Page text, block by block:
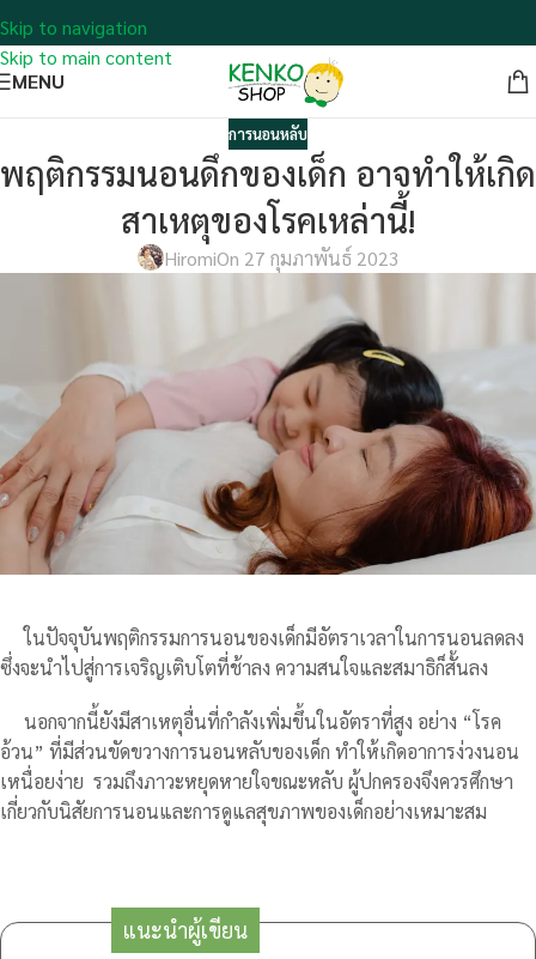
Skip to navigation
Skip to main content
MENU
การนอนหลับ
พฤติกรรมนอนดึกของเด็ก อาจทำให้เกิด
สาเหตุของโรคเหล่านี้!
HiromiOn 27 กุมภาพันธ์ 2023
ในปัจจุบันพฤติกรรมการนอนของเด็กมีอัตราเวลาในการนอนลดลง
ซึ่งจะนำไปสู่การเจริญเติบโตที่ช้าลง ความสนใจและสมาธิก็สั้นลง
นอกจากนี้ยังมีสาเหตุอื่นที่กำลังเพิ่มขึ้นในอัตราที่สูง อย่าง “โรค
อ้วน” ที่มีส่วนขัดขวางการนอนหลับของเด็ก ทำให้เกิดอาการง่วงนอน
เหนื่อยง่าย รวมถึงภาวะหยุดหายใจขณะหลับ ผู้ปกครองจึงควรศึกษา
เกี่ยวกับนิสัยการนอนและการดูแลสุขภาพของเด็กอย่างเหมาะสม
แนะนำผู้เขียน